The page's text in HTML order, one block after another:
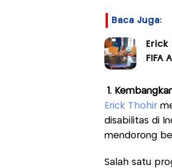
Baca Juga:
FIFA
1.
Erick Thohir
disabilitas di
mendorong
Salah satu